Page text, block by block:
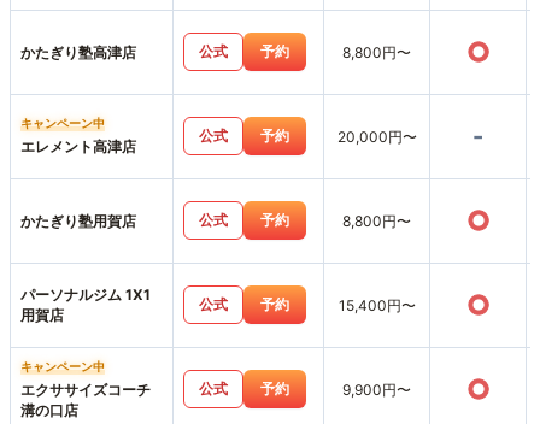
かたぎり塾高津店 公式 予約 8,800円〜 ○
キャンペーン中
エレメント高津店
公式 予約 20,000円〜 -
かたぎり塾用賀店 公式 予約 8,800円〜 ○
パーソナルジム 1X1
用賀店
公式 予約 15,400円〜 ○
キャンペーン中
エクササイズコーチ
溝の口店
公式 予約 9,900円〜 ○